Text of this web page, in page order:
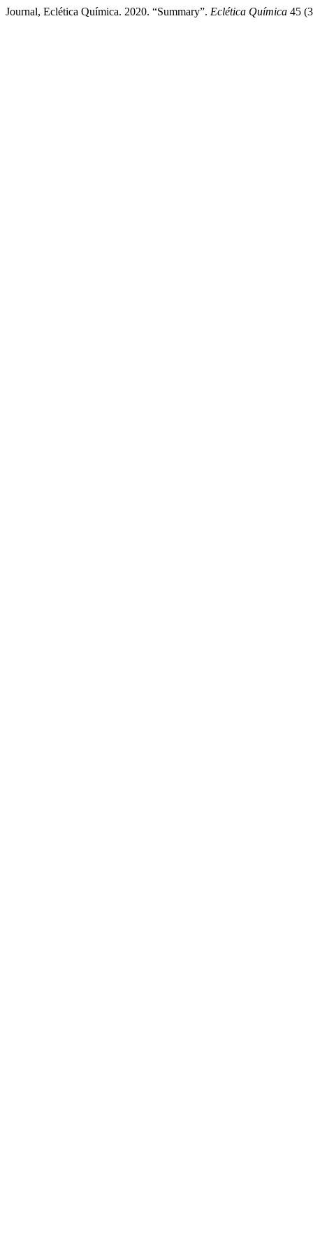
Journal, Eclética Química. 2020. “Summary”. Eclética Química 45